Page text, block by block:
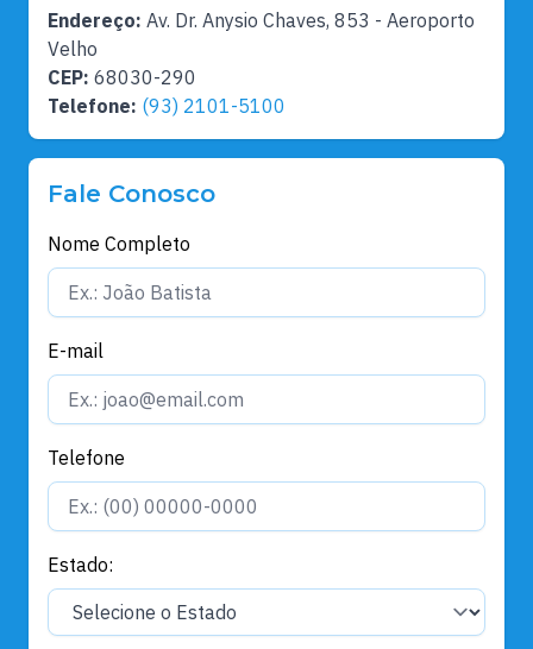
Endereço: Av. Dr. Anysio Chaves, 853 - Aeroporto
Velho
CEP: 68030-290
Telefone: (93) 2101-5100
Fale Conosco
Nome Completo
E-mail
Telefone
Estado: